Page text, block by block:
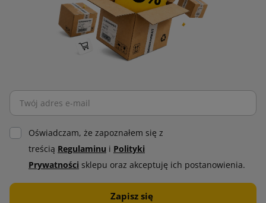
Oświadczam, że zapoznałem się z
treścią Regulaminu i Polityki
Prywatności sklepu oraz akceptuję ich postanowienia.